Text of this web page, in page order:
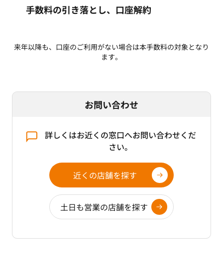
手数料の引き落とし、口座解約
来年以降も、口座のご利用がない場合は本手数料の対象となり
ます。
お問い合わせ
詳しくはお近くの窓口へお問い合わせくだ
さい。
近くの店舗を探す
土日も営業の店舗を探す